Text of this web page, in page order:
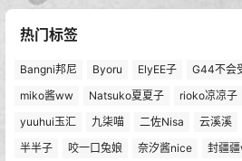
热门标签
Bangni邦尼 Byoru ElyEE子 G44不会
miko酱ww
Natsuko夏夏子 rioko凉凉子
yuuhui玉汇
九柒喵 二佐Nisa 云溪溪
半半子
咬一口兔娘 奈汐酱nice 封疆